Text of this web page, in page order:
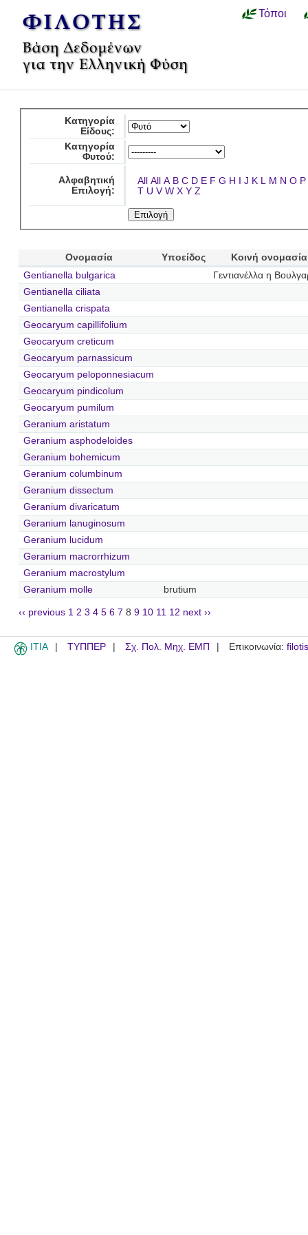
Τόποι
Κατηγορία
Είδους:
Κατηγορία
Φυτού:
Αλφαβητική
Επιλογή:
All All A B C D E F G H I J K L M N O P
T U V W X Y Z
Ονομασία Υποείδος
Κοινή ονομασία
Gentianella bulgarica
Γεντιανέλλα η
Gentianella ciliata
Gentianella crispata
Geocaryum capillifolium
Geocaryum creticum
Geocaryum parnassicum
Geocaryum peloponnesiacum
Geocaryum pindicolum
Geocaryum pumilum
Geranium aristatum
Geranium asphodeloides
Geranium bohemicum
Geranium columbinum
Geranium dissectum
Geranium divaricatum
Geranium lanuginosum
Geranium lucidum
Geranium macrorrhizum
Geranium macrostylum
Geranium molle
brutium
‹‹ previous 1 2 3 4 5 6 7 8 9 10 11 12 next ››
ITIA ΤΥΠΠΕΡ Σχ. Πολ. Μηχ. ΕΜΠ Επικοινωνία: